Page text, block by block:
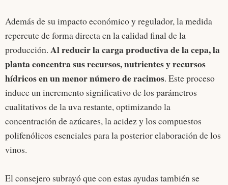
Además de su impacto económico y regulador, la medida
repercute de forma directa en la calidad final de la
producción. Al reducir la carga productiva de la cepa, la
planta concentra sus recursos, nutrientes y recursos
hídricos en un menor número de racimos. Este proceso
induce un incremento significativo de los parámetros
cualitativos de la uva restante, optimizando la
concentración de azúcares, la acidez y los compuestos
polifenólicos esenciales para la posterior elaboración de los
vinos.
El consejero subrayó que con estas ayudas también se